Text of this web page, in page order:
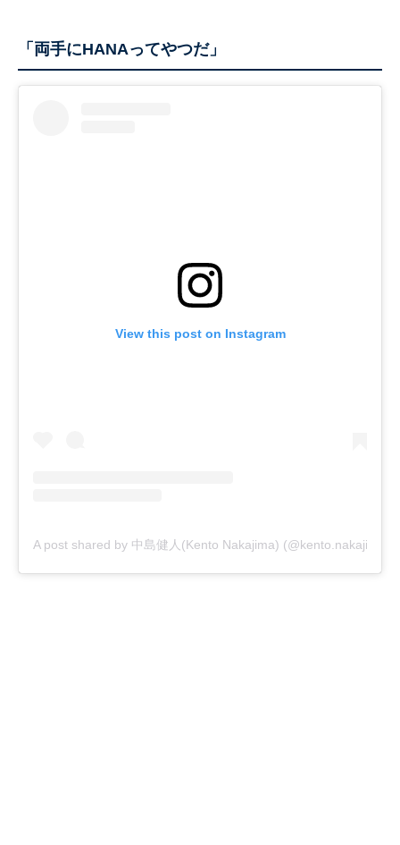
「両手にHANAってやつだ」
View this post on Instagram
A post shared by 中島健人(Kento Nakajima)